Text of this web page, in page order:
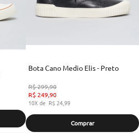
Bota Cano Medio Elis - Preto
R$299,90
R$ 249,90
10
R$ 24,99
Comprar